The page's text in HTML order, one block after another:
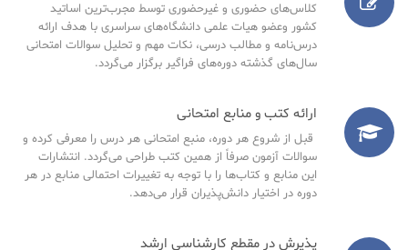
کلاس‌های حضوری و غیرحضوری توسط مجرب‌ترین اساتید
کشور وعضو هیات علمی دانشگاه‌های سراسری با هدف ارائه
درس‌نامه‌ و مطالب درسی، نکات مهم و تحلیل سوالات امتحانی
سال‌های گذشته دوره‌های فراگیر برگزار می‌گردد.
ارائه کتب و منابع امتحانی
قبل از شروع هر دوره، منبع امتحانی هر درس را معرفی کرده و
سوالات آزمون صرفاً از همین کتب طراحی می‌گردد. انتشارات
این منابع و کتاب‌ها را با توجه به تغییرات احتمالی منابع در هر
دوره در اختیار دانش‌پذیران قرار می‌دهد.
پذیرش در مقطع کارشناسی ارشد